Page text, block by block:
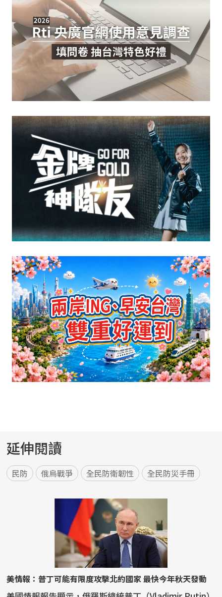
延伸閱讀
民防 俄烏戰爭 全民防衛韌性 全民防災手冊
美情報：普丁可能有限度攻擊北約國家 最快今年秋天發動